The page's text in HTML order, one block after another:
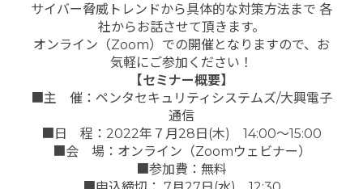
サイバー脅威トレンドから具体的な対策方法まで 各
社からお話させて頂きます。
オンライン（Zoom）での開催となりますので、お
気軽にご参加ください！
【セミナー概要】
■主 催：ペンタセキュリティシステムズ/大興電子
通信
■日 程：2022年７月28日(木) 14:00～15:00
■会 場：オンライン（Zoomウェビナー）
■参加費：無料